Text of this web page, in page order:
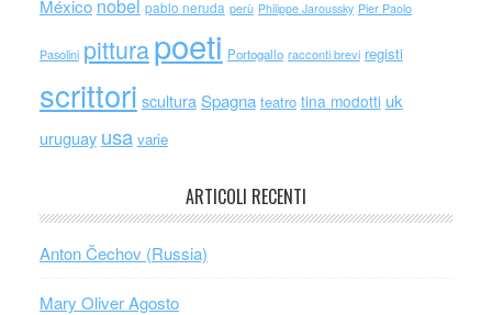
México pablo neruda perù Philippe Jaroussky Pier Paolo
Pasolini pitturapoeti Portogallo racconti brevi registi
scrittori scultura Spagna teatro tina modotti uk
uruguay usa varie
ARTICOLI RECENTI
Anton Čechov (Russia)
Mary Oliver Agosto